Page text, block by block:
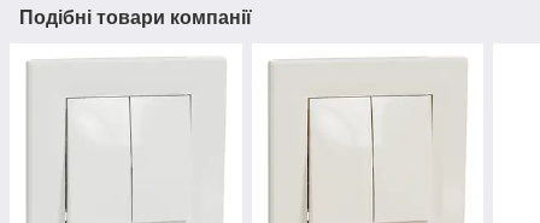
Подібні товари компанії